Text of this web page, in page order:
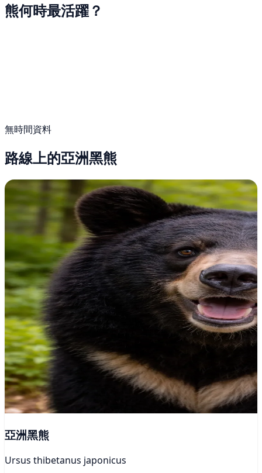
熊何時最活躍？
無時間資料
路線上的亞洲黑熊
亞洲黑熊
Ursus thibetanus japonicus